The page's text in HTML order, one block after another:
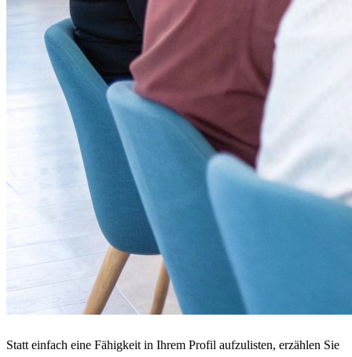
Statt einfach eine Fähigkeit in Ihrem Profil aufzulisten, erzählen Sie